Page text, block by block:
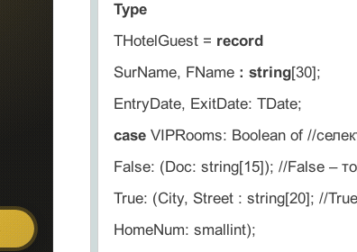
Type
THotelGuest = record
SurName, FName : string[30];
EntryDate, ExitDate: TDate;
caseVIPRooms: Boolean of //
False: (Doc: string[15]); //False –
True: (City, Street : string[20]; //
HomeNum: smallint);